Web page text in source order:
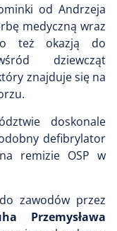
od Andrzeja
medyczną wraz
też okazją do
dziewcząt
znajduje się na
doskonale
defibrylator
remizie OSP w
zawodów przez
Przemysława